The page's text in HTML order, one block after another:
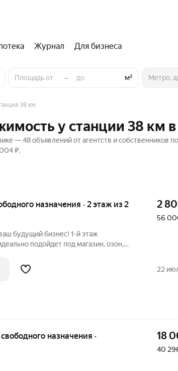
Журнал Для бизнеса
– м²
38 км
у станции 38 км
— 48 объявлений от агентств и собственников
₽.
назначения · 2 этаж из 2
будущий бизнес! 1-й этаж
подойдет под магазин, озон,
лауч зону и другую коммерческую
2
56
22
18
40